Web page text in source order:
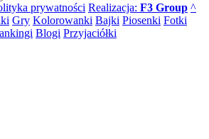
prywatności Realizacja: F3 Group ^
Gry Kolorowanki Bajki Piosenki Fotki
Blogi Przyjaciółki